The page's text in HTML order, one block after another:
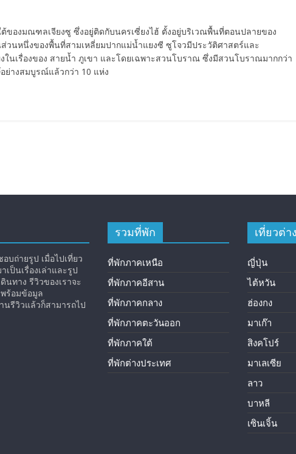
ของมณฑลเจียงซู ซึ่งอยู่ติดกับนครเซี่ยงไฮ้ ตั้งอยู่บริเวณพื้นที่ตอนปลายของ
วนหนึ่งของพื้นที่สามเหลี่ยมปากแม่น้ำแยงซี ซูโจวมีประวัติศาสตร์และ
นเรื่องของ สายน้ำ ภูเขา และโดยเฉพาะสวนโบราณ ซึ่งมีสวนโบราณมากกว่า
ย่างสมบูรณ์แล้วกว่า 10 แห่ง
บถ่ายรูป เมื่อไปเที่ยว
ป็นเรื่องเล่าและรูป
นทาง รีวิวของเราจะ
พร้อมข้อมูล
รีวิวแล้วก็สามารถไป
รวมที่พัก
ที่พักภาคเหนือ
ที่พักภาคอีสาน
ที่พักภาคกลาง
ที่พักภาคตะวันออก
ที่พักภาคใต้
ที่พักต่างประเทศ
เที่ยวต่า
ญี่ปุ่น
ไต้หวัน
ฮ่องกง
มาเก๊า
สิงคโปร์
มาเลเซีย
ลาว
บาหลี
เซินเจิ้น